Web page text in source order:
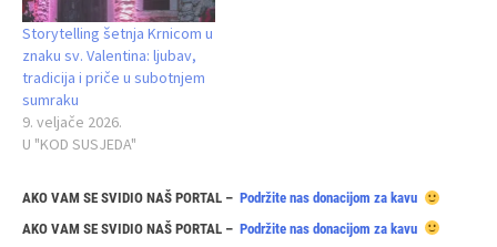
Storytelling šetnja Krnicom u
znaku sv. Valentina: ljubav,
tradicija i priče u subotnjem
sumraku
9. veljače 2026.
U "KOD SUSJEDA"
AKO VAM SE SVIDIO NAŠ PORTAL – Podržite nas donacijom za kavu
AKO VAM SE SVIDIO NAŠ PORTAL – Podržite nas donacijom za kavu